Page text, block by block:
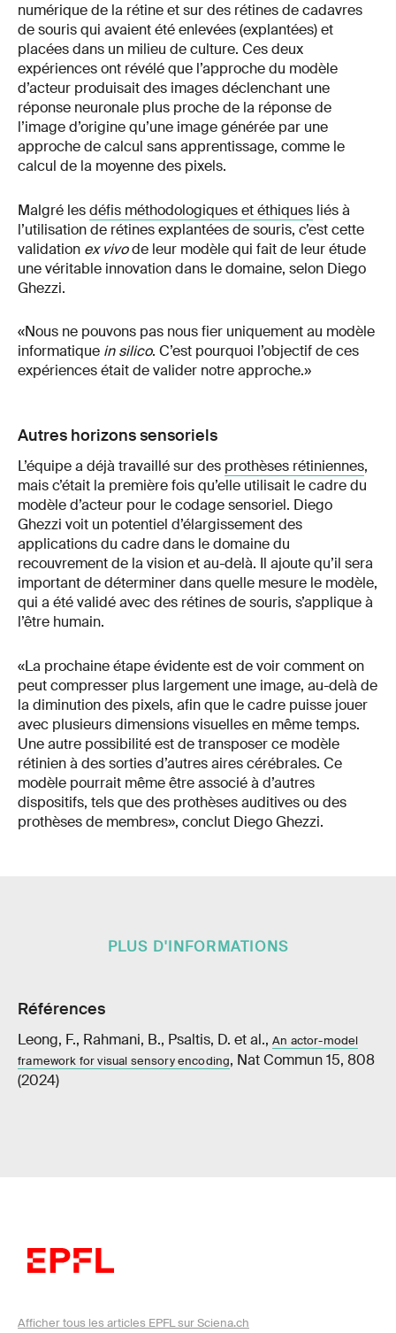
numérique de la rétine et sur des rétines de cadavres
de souris qui avaient été enlevées (explantées) et
placées dans un milieu de culture. Ces deux
expériences ont révélé que l’approche du modèle
d’acteur produisait des images déclenchant une
réponse neuronale plus proche de la réponse de
l’image d’origine qu’une image générée par une
approche de calcul sans apprentissage, comme le
calcul de la moyenne des pixels.
Malgré lesdéfis méthodologiques et éthiques liés à
l’utilisation de rétines explantées de souris, c’est cette
validation ex vivode leur modèle qui fait de leur étude
une véritable innovation dans le domaine, selon Diego
Ghezzi.
«Nous ne pouvons pas nous fier uniquement au modèle
informatique in silico. C’est pourquoi l’objectif de ces
expériences était de valider notre approche.»
Autres horizons sensoriels
L’équipe a déjà travaillé sur des prothèses rétiniennes,
mais c’était la première fois qu’elle utilisait le cadre du
modèle d’acteur pour le codage sensoriel. Diego
Ghezzi voit un potentiel d’élargissement des
applications du cadre dans le domaine du
recouvrement de la vision et au-delà. Il ajoute qu’il sera
important de déterminer dans quelle mesure le modèle,
qui a été validé avec des rétines de souris, s’applique à
l’être humain.
«La prochaine étape évidente est de voir comment on
peut compresser plus largement une image, au-delà de
la diminution des pixels, afin que le cadre puisse jouer
avec plusieurs dimensions visuelles en même temps.
Une autre possibilité est de transposer ce modèle
rétinien à des sorties d’autres aires cérébrales. Ce
modèle pourrait même être associé à d’autres
dispositifs, tels que des prothèses auditives ou des
prothèses de membres», conclut Diego Ghezzi.
PLUS D'INFORMATIONS
Références
Leong, F., Rahmani, B., Psaltis, D. et al., An actor-model
framework for visual sensory encoding, Nat Commun 15, 808
(2024)
Afficher tous les articles EPFL sur Sciena.ch